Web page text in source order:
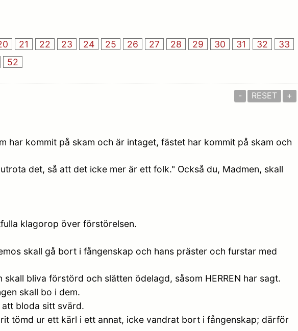
21 22 23 24 25 26 27 28 29 30 31 32
33
52
- RESET +
har kommit på skam och är intaget, fästet har kommit på skam och
det, så att det icke mer är ett folk." Också du, Madmen, skall
klagorop över förstörelsen.
skall gå bort i fångenskap och hans präster och furstar med
bliva förstörd och slätten ödelagd, såsom HERREN har sagt.
skall bo i dem.
att bloda sitt svärd.
tömd ur ett kärl i ett annat, icke vandrat bort i fångenskap; därför